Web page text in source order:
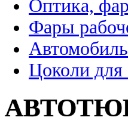
Оптика,
Фары
Цоколи